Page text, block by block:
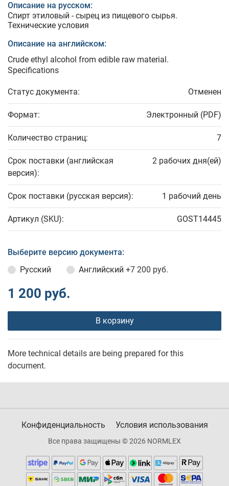
Описание на русском:
Спирт этиловый - сырец из пищевого сырья.
Технические условия
Описание на английском:
Crude ethyl alcohol from edible raw material.
Specifications
Статус документа: Отменен
Формат: Электронный (PDF)
Количество страниц: 7
Срок поставки (английская
версия):
2 рабочих дня(ей)
Срок поставки (русская версия): 1 рабочий день
Артикул (SKU): GOST14445
Выберите версию документа:
Русский
Английский +7 200 руб.
1 200 руб.
В корзину
More technical details are being prepared for this
document.
Конфиденциальность Условия использования
Все права защищены © 2026 NORMLEX